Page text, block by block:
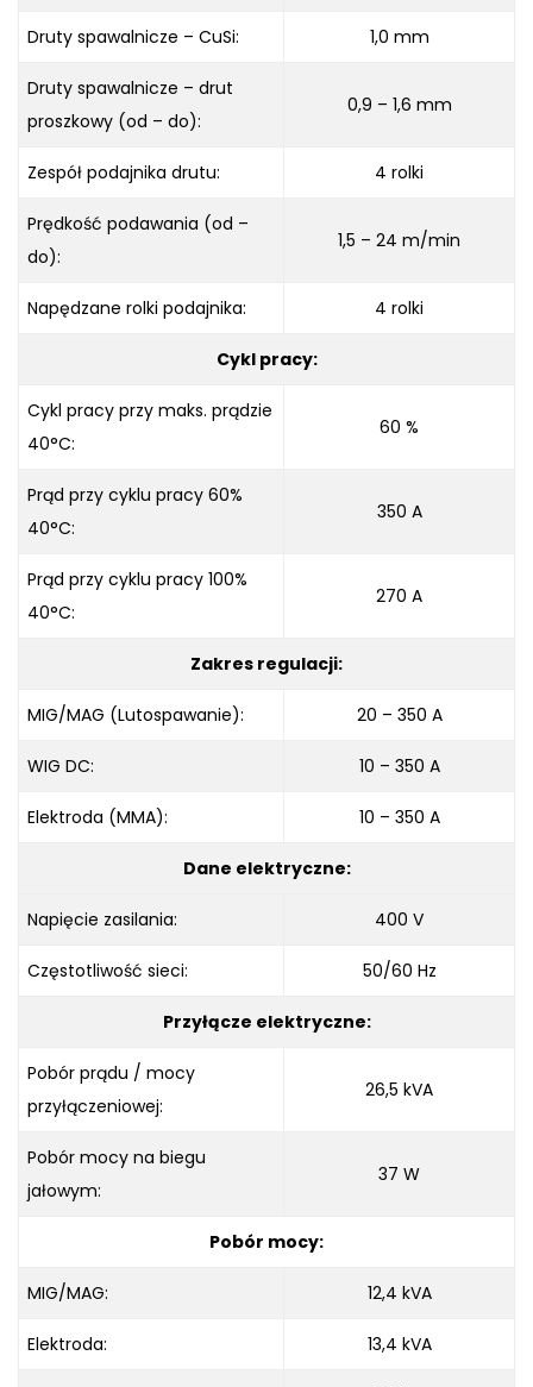
Druty spawalnicze – CuSi: 1,0 mm
Druty spawalnicze – drut
proszkowy (od – do):
0,9 – 1,6 mm
Zespół podajnika drutu: 4 rolki
Prędkość podawania (od –
do):
1,5 – 24 m/min
Napędzane rolki podajnika: 4 rolki
Cykl pracy:
Cykl pracy przy maks. prądzie
40°C:
60 %
Prąd przy cyklu pracy 60%
40°C:
350 A
Prąd przy cyklu pracy 100%
40°C:
270 A
Zakres regulacji:
MIG/MAG (Lutospawanie): 20 – 350 A
WIG DC: 10 – 350 A
Elektroda (MMA): 10 – 350 A
Dane elektryczne:
Napięcie zasilania: 400 V
Częstotliwość sieci: 50/60 Hz
Przyłącze elektryczne:
Pobór prądu / mocy
przyłączeniowej:
26,5 kVA
Pobór mocy na biegu
jałowym:
37 W
Pobór mocy:
MIG/MAG: 12,4 kVA
Elektroda: 13,4 kVA